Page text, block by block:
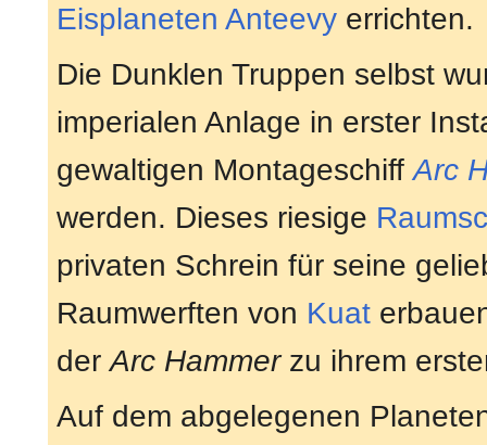
Eisplaneten Anteevy errichten.
Die Dunklen Truppen selbst
imperialen Anlage in erster
gewaltigen MontageschiffArc
werden. Dieses riesige
privaten Schrein für seine
Raumwerften von Kuat
derArc Hammerzu ihrem
Auf dem abgelegenen